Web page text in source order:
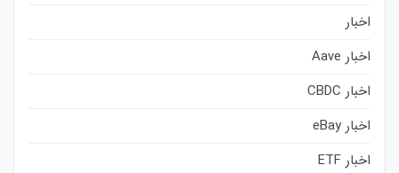
اخبار
اخبار Aave
اخبار CBDC
اخبار eBay
اخبار ETF